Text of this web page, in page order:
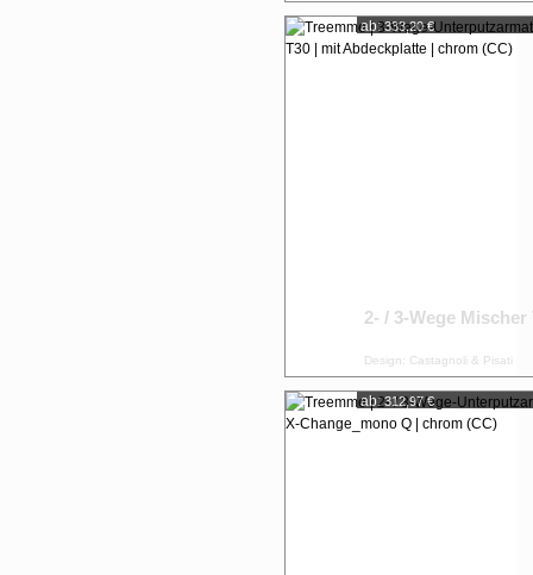
ab: 333,20 €
2- / 3-Wege Mischer
Design: Castagnoli & Pisati
ab: 312,97 €